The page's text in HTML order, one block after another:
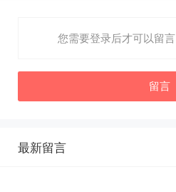
您需要登录后才可以留言
留言
最新留言